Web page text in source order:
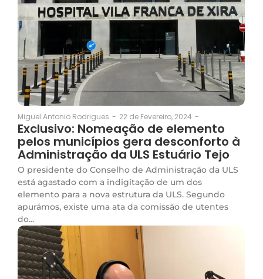
Miguel Antonio Rodrigues - 22 de Fevereiro, 2024 -
Exclusivo: Nomeação de elemento
pelos municípios gera desconforto à
Administração da ULS Estuário Tejo
O presidente do Conselho de Administração da ULS
está agastado com a indigitação de um dos
elemento para a nova estrutura da ULS. Segundo
apurámos, existe uma ata da comissão de utentes
do...